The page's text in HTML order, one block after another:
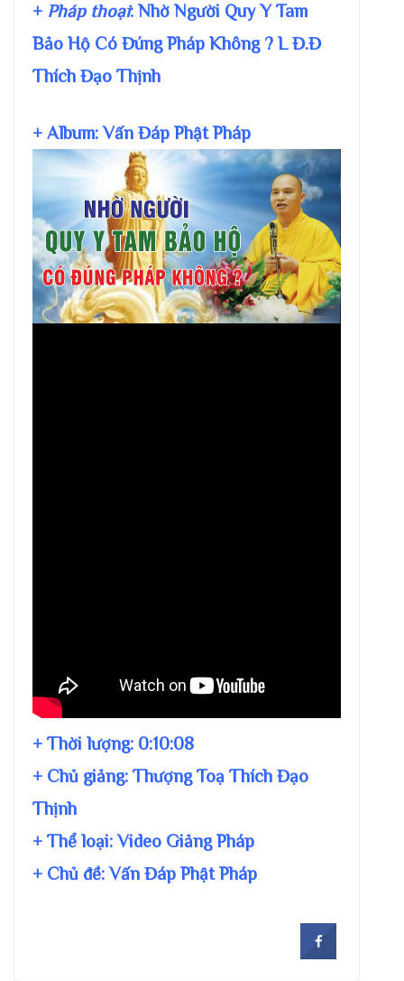
+ Pháp thoại: Nhờ Người Quy Y Tam
Bảo Hộ Có Đúng Pháp Không ? L Đ.Đ
Thích Đạo Thịnh
+ Album: Vấn Đáp Phật Pháp
+ Thời lượng: 0:10:08
+ Chủ giảng: Thượng Toạ Thích Đạo
Thịnh
+ Thể loại: Video Giảng Pháp
+ Chủ đề:Vấn Đáp Phật Pháp